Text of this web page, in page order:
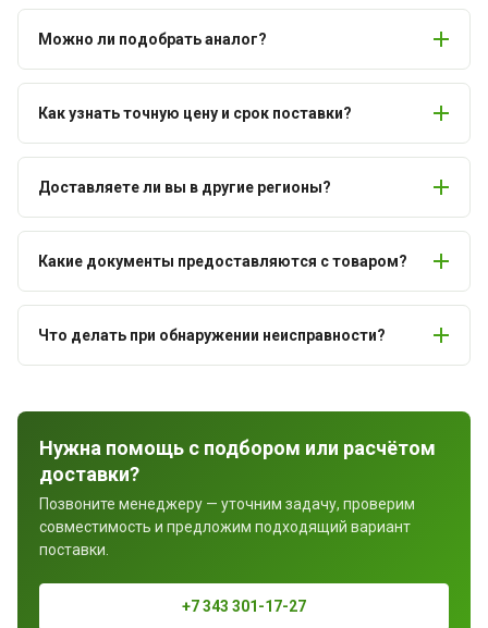
Можно ли подобрать аналог?
Как узнать точную цену и срок поставки?
Доставляете ли вы в другие регионы?
Какие документы предоставляются с товаром?
Что делать при обнаружении неисправности?
Нужна помощь с подбором или расчётом
доставки?
Позвоните менеджеру — уточним задачу, проверим
совместимость и предложим подходящий вариант
поставки.
+7 343 301-17-27